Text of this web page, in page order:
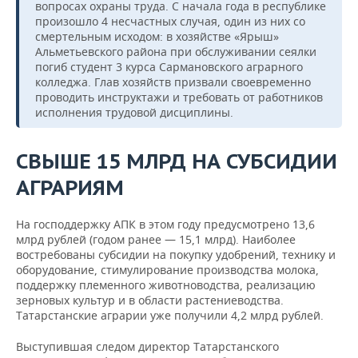
вопросах охраны труда. С начала года в республике
произошло 4 несчастных случая, один из них со
смертельным исходом: в хозяйстве «Ярыш»
Альметьевского района при обслуживании сеялки
погиб студент 3 курса Сармановского аграрного
колледжа. Глав хозяйств призвали своевременно
проводить инструктажи и требовать от работников
исполнения трудовой дисциплины.
СВЫШЕ 15 МЛРД НА СУБСИДИИ
АГРАРИЯМ
На господдержку АПК в этом году предусмотрено 13,6
млрд рублей (годом ранее — 15,1 млрд). Наиболее
востребованы субсидии на покупку удобрений, технику и
оборудование, стимулирование производства молока,
поддержку племенного животноводства, реализацию
зерновых культур и в области растениеводства.
Татарстанские аграрии уже получили 4,2 млрд рублей.
Выступившая следом директор Татарстанского